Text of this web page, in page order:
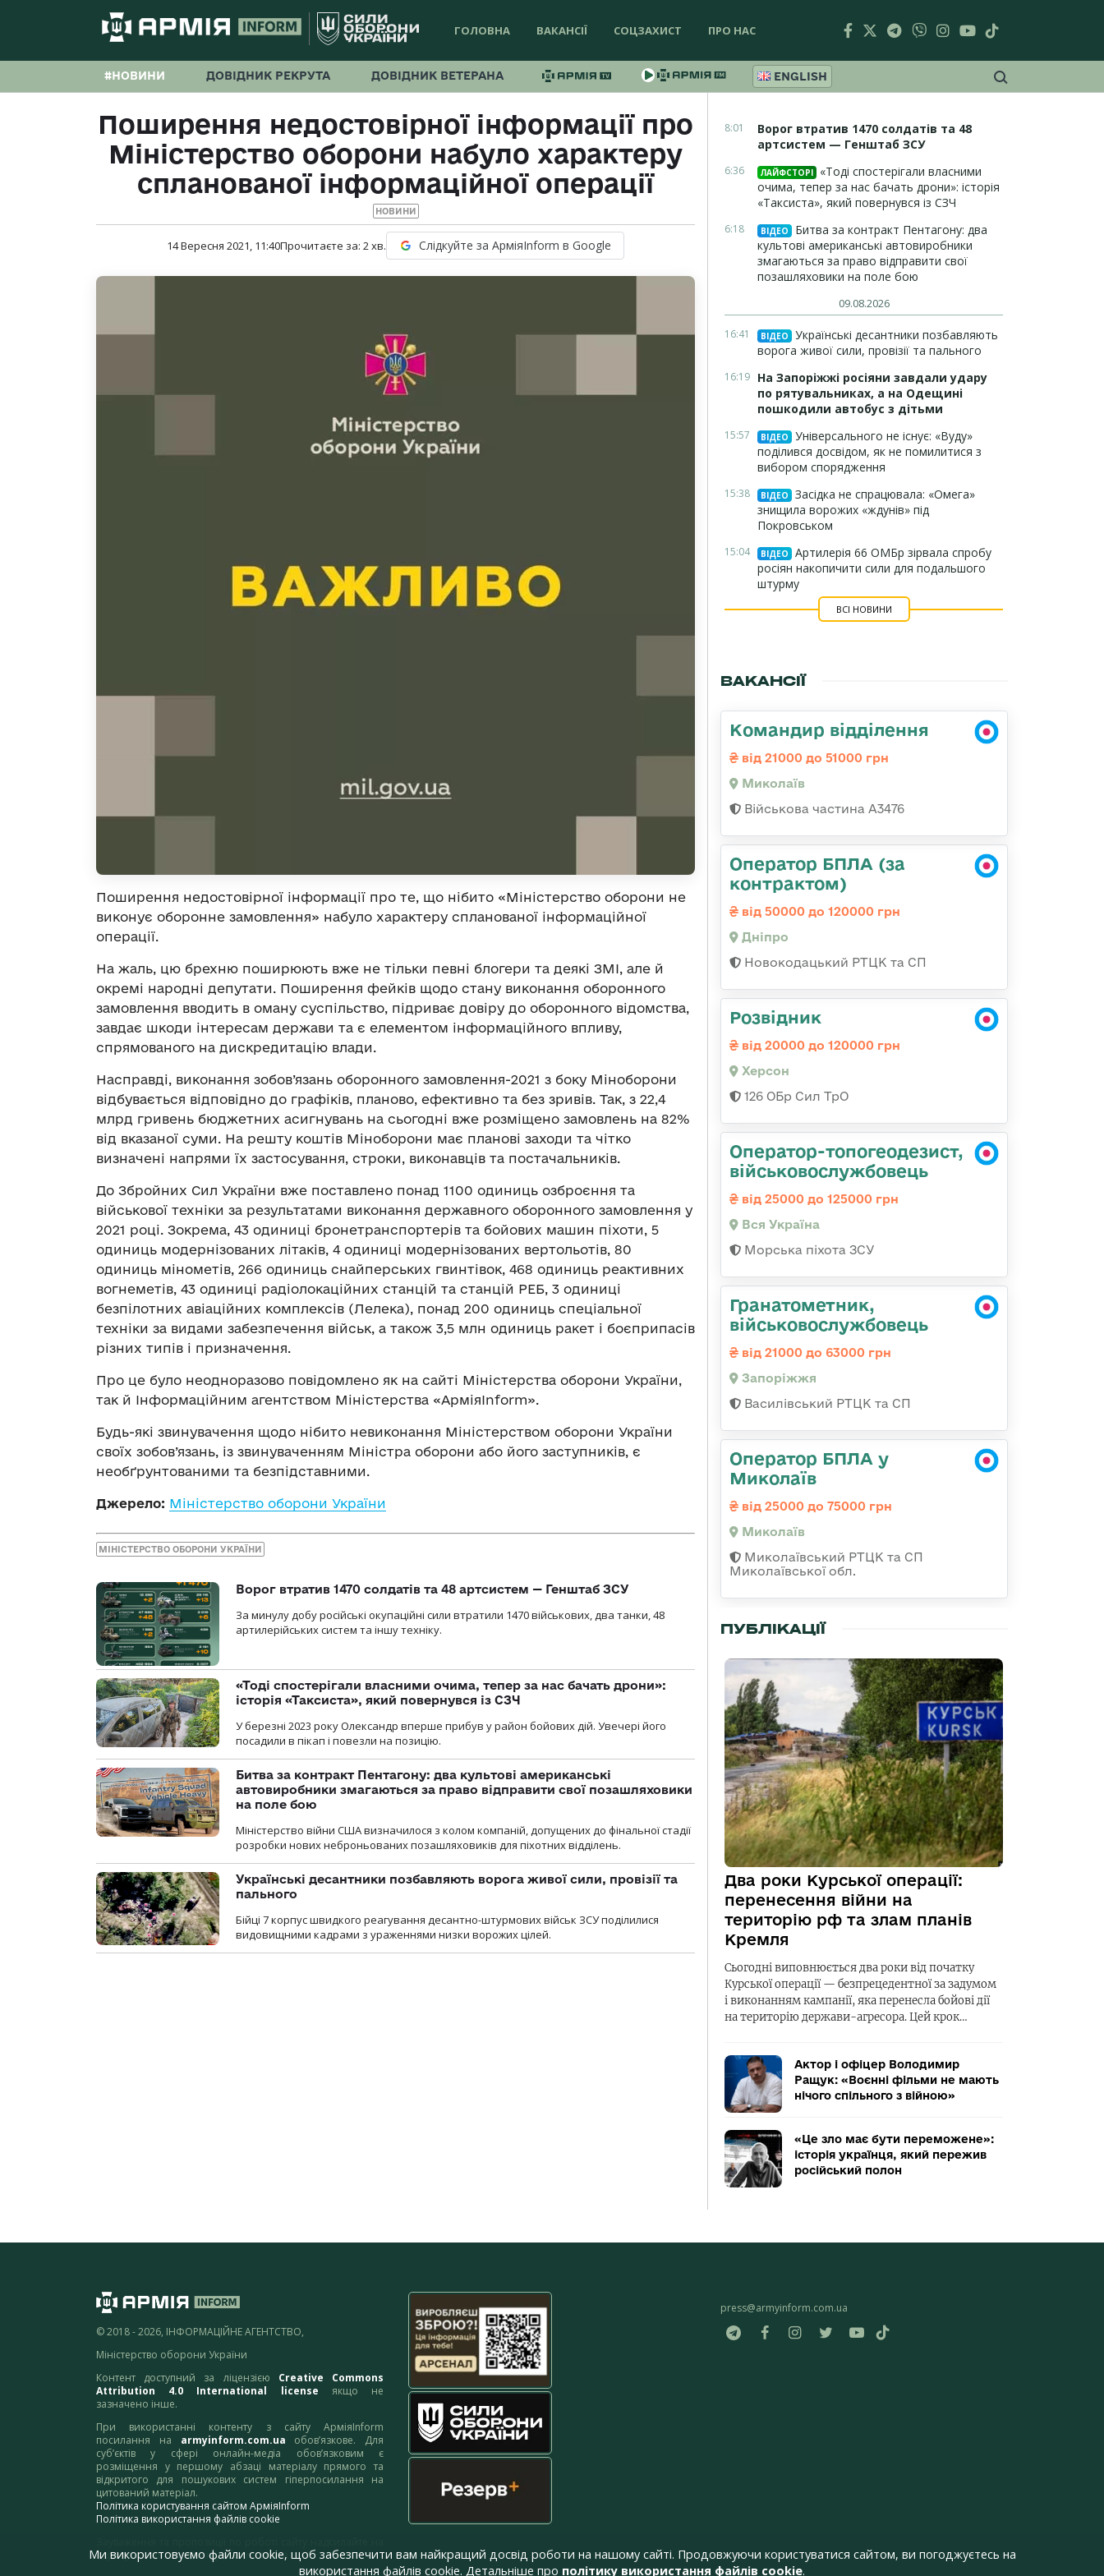
ГОЛОВНА ВАКАНСІЇ СОЦЗАХИСТ ПРО НАС
#НОВИНИ ДОВІДНИК РЕКРУТА ДОВІДНИК ВЕТЕРАНА ENGLISH
Поширення недостовірної інформації про
Міністерство оборони набуло характеру
спланованої інформаційної операції
НОВИНИ
14 Вересня 2021, 11:40Прочитаєте за: 2хв. Слідкуйте за АрміяInform в Google
Поширення недостовірної інформації про те, що нібито «Міністерство оборони не
виконує оборонне замовлення» набуло характеру спланованої інформаційної
операції.
На жаль, цю брехню поширюють вже не тільки певні блогери та деякі ЗМІ, але й
окремі народні депутати. Поширення фейків щодо стану виконання оборонного
замовлення вводить в оману суспільство, підриває довіру до оборонного відомства,
завдає шкоди інтересам держави та є елементом інформаційного впливу,
спрямованого на дискредитацію влади.
Насправді, виконання зобов’язань оборонного замовлення-2021 з боку Міноборони
відбувається відповідно до графіків, планово, ефективно та без зривів. Так, з 22,4
млрд гривень бюджетних асигнувань на сьогодні вже розміщено замовлень на 82%
від вказаної суми. На решту коштів Міноборони має планові заходи та чітко
визначені напрями їх застосування, строки, виконавців та постачальників.
До Збройних Сил України вже поставлено понад 1100 одиниць озброєння та
військової техніки за результатами виконання державного оборонного замовлення у
2021 році. Зокрема, 43 одиниці бронетранспортерів та бойових машин піхоти, 5
одиниць модернізованих літаків, 4 одиниці модернізованих вертольотів, 80
одиниць мінометів, 266 одиниць снайперських гвинтівок, 468 одиниць реактивних
вогнеметів, 43 одиниці радіолокаційних станцій та станцій РЕБ, 3 одиниці
безпілотних авіаційних комплексів (Лелека), понад 200 одиниць спеціальної
техніки за видами забезпечення військ, а також 3,5 млн одиниць ракет і боєприпасів
різних типів і призначення.
Про це було неодноразово повідомлено як на сайті Міністерства оборони України,
так й Інформаційним агентством Міністерства «АрміяInform».
Будь-які звинувачення щодо нібито невиконання Міністерством оборони України
своїх зобов’язань, із звинуваченням Міністра оборони або його заступників, є
необґрунтованими та безпідставними.
Джерело: Міністерство оборони України
МІНІСТЕРСТВО ОБОРОНИ УКРАЇНИ
Ворог втратив 1470 солдатів та 48 артсистем — Генштаб ЗСУ
За минулу добу російські окупаційні сили втратили 1470 військових, два танки, 48
артилерійських систем та іншу техніку.
«Тоді спостерігали власними очима, тепер за нас бачать дрони»:
історія «Таксиста», який повернувся із СЗЧ
У березні 2023 року Олександр вперше прибув у район бойових дій. Увечері його
посадили в пікап і повезли на позицію.
Битва за контракт Пентагону: два культові американські
автовиробники змагаються за право відправити свої позашляховики
на поле бою
Міністерство війни США визначилося з колом компаній, допущених до фінальної стадії
розробки нових неброньованих позашляховиків для піхотних відділень.
Українські десантники позбавляють ворога живої сили, провізії та
пального
Бійці 7 корпус швидкого реагування десантно-штурмових військ ЗСУ поділилися
видовищними кадрами з ураженнями низки ворожих цілей.
8:01
Ворог втратив 1470 солдатів та 48
артсистем — Генштаб ЗСУ
6:36 ЛАЙФСТОРІ
«Тоді спостерігали власними
очима, тепер за нас бачать дрони»: історія
«Таксиста», який повернувся із СЗЧ
6:18 ВІДЕО
Битва за контракт Пентагону: два
культові американські автовиробники
змагаються за право відправити свої
позашляховики на поле бою
09.08.2026
16:41 ВІДЕО
Українські десантники позбавляють
ворога живої сили, провізії та пального
16:19 На Запоріжжі росіяни завдали удару
по рятувальниках, а на Одещині
пошкодили автобус з дітьми
15:57 ВІДЕО
Універсального не існує: «Вуду»
поділився досвідом, як не помилитися з
вибором спорядження
15:38 ВІДЕО
Засідка не спрацювала: «Омега»
знищила ворожих «ждунів» під
Покровськом
15:04 ВІДЕО
Артилерія 66 ОМБр зірвала спробу
росіян накопичити сили для подальшого
штурму
ВСІ НОВИНИ
ВАКАНСІЇ
Командир відділення
від 21000 до 51000 грн
Миколаїв
Військова частина А3476
Оператор БПЛА (за
контрактом)
від 50000 до 120000 грн
Дніпро
Новокодацький РТЦК та СП
Розвідник
від 20000 до 120000 грн
Херсон
126 ОБр Сил ТрО
Оператор-топогеодезист,
військовослужбовець
від 25000 до 125000 грн
Вся Україна
Морська піхота ЗСУ
Гранатометник,
військовослужбовець
від 21000 до 63000 грн
Запоріжжя
Василівський РТЦК та СП
Оператор БПЛА у
Миколаїв
від 25000 до 75000 грн
Миколаїв
Миколаївський РТЦК та СП
Миколаївської обл.
ПУБЛІКАЦІЇ
Два роки Курської операції:
перенесення війни на
територію рф та злам планів
Кремля
Сьогодні виповнюється два роки від початку
Курської операції — безпрецедентної за задумом
і виконанням кампанії, яка перенесла бойові дії
на територію держави-агресора. Цей крок…
Актор і офіцер Володимир
Ращук: «Воєнні фільми не мають
нічого спільного з війною»
«Це зло має бути переможене»:
історія українця, який пережив
російський полон
© 2018 - 2026, ІНФОРМАЦІЙНЕ АГЕНТСТВО,
Міністерство оборони України
Контент доступний за ліцензією Creative Commons
Attribution 4.0 International license якщо не
зазначено інше.
При використанні контенту з сайту АрміяInform
посилання на armyinform.com.ua обов’язкове. Для
суб’єктів у сфері онлайн-медіа обов’язковим є
розміщення у першому абзаці матеріалу прямого та
відкритого для пошукових систем гіперпосилання на
цитований матеріал.
Політика користування сайтом АрміяInform
Політика використання файлів cookie
адресу:webmaster@armyinform.com.ua
press@armyinform.com.ua
Ми використовуємо файли cookie, щоб забезпечити вам найкращий досвід роботи на нашому сайті. Продовжуючи користуватися сайтом, ви погоджуєтесь на
використання файлів cookie. Детальніше про політику використання файлів cookie.